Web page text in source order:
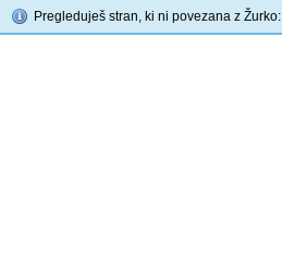
Pregleduješ stran, ki ni povezana z Žurko: